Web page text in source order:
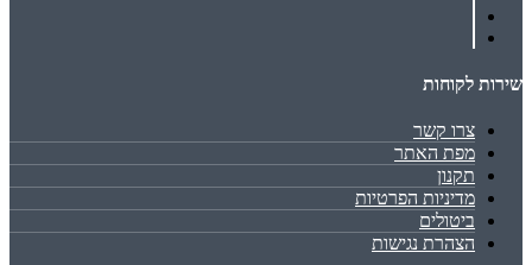
שירות לקוחות
צרו קשר
מפת האתר
תקנון
מדיניות הפרטיות
ביטולים
הצהרת נגישות